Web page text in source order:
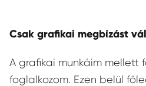
Csak grafikai megbízást
A grafikai munkáim mellett
foglalkozom. Ezen belül